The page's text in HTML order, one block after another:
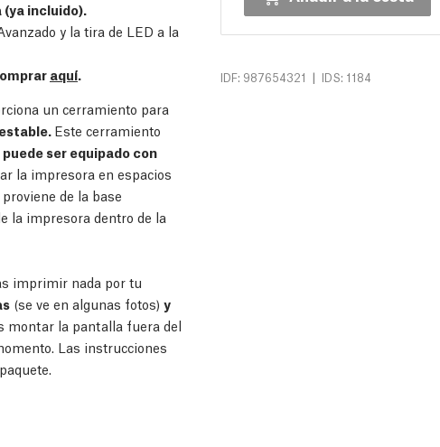
IDF: 987654321 | IDS: 1184
incluido).
y la tira de LED a la
aquí.
un cerramiento para
Este cerramiento
puede ser equipado con
la impresora en espacios
de la base
la impresora dentro de la
imprimir nada por tu
(se ve en algunas fotos) y
montar la pantalla fuera del
Las instrucciones